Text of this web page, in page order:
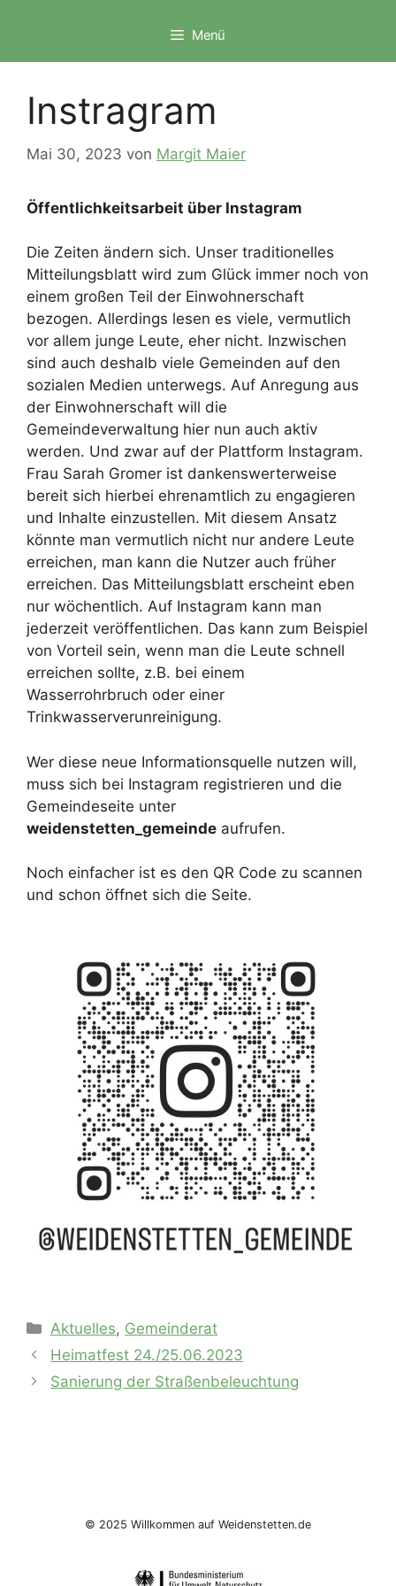
Menü
Instragram
Mai 30, 2023 von Margit Maier
Öffentlichkeitsarbeit über Instagram
Die Zeiten ändern sich. Unser traditionelles
Mitteilungsblatt wird zum Glück immer noch von
einem großen Teil der Einwohnerschaft
bezogen. Allerdings lesen es viele, vermutlich
vor allem junge Leute, eher nicht. Inzwischen
sind auch deshalb viele Gemeinden auf den
sozialen Medien unterwegs. Auf Anregung aus
der Einwohnerschaft will die
Gemeindeverwaltung hier nun auch aktiv
werden. Und zwar auf der Plattform Instagram.
Frau Sarah Gromer ist dankenswerterweise
bereit sich hierbei ehrenamtlich zu engagieren
und Inhalte einzustellen. Mit diesem Ansatz
könnte man vermutlich nicht nur andere Leute
erreichen, man kann die Nutzer auch früher
erreichen. Das Mitteilungsblatt erscheint eben
nur wöchentlich. Auf Instagram kann man
jederzeit veröffentlichen. Das kann zum Beispiel
von Vorteil sein, wenn man die Leute schnell
erreichen sollte, z.B. bei einem
Wasserrohrbruch oder einer
Trinkwasserverunreinigung.
Wer diese neue Informationsquelle nutzen will,
muss sich bei Instagram registrieren und die
Gemeindeseite unter
weidenstetten_gemeinde aufrufen.
Noch einfacher ist es den QR Code zu scannen
und schon öffnet sich die Seite.
Kategorien
Aktuelles, Gemeinderat
Heimatfest 24./25.06.2023
Sanierung der Straßenbeleuchtung
© 2025 Willkommen auf Weidenstetten.de